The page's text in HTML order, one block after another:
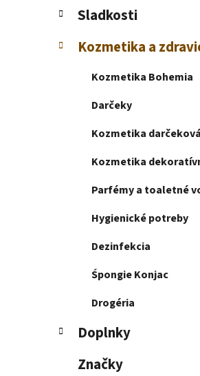
l
Sladkosti
Kozmetika a
Kozmetika Bohemia
Darčeky
Kozmetika darčeková
Kozmetika
Parfémy a toaletné
Hygienické potreby
Dezinfekcia
Śpongie Konjac
Drogéria
Doplnky
Značky